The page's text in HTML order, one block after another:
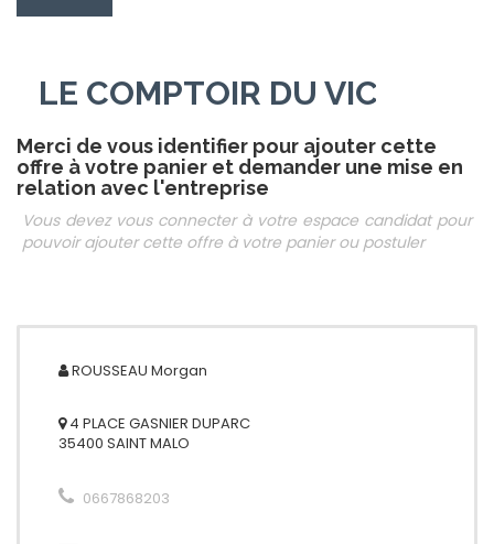
LE COMPTOIR DU VICE
Merci de vous identifier pour ajouter cette
offre à votre panier et demander une mise en
relation avec l'entreprise
Vous devez vous connecter à votre espace candidat pour
pouvoir ajouter cette offre à votre panier ou postuler
ROUSSEAU Morgan
4 PLACE GASNIER DUPARC
35400 SAINT MALO
0667868203